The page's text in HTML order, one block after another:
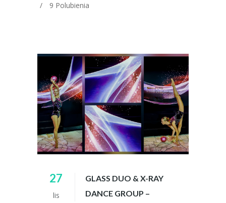
9 Polubienia
27
lis
GLASS DUO & X-RAY
DANCE GROUP –